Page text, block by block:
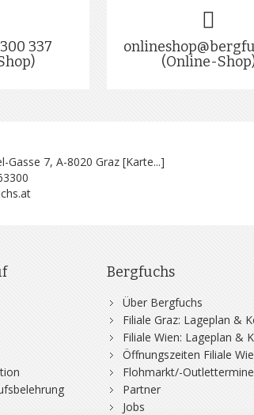
337
(Online-
Gasse 7, A-8020 Graz [Karte...]
Bergfuchs
Über Bergfuchs
Filiale Graz: Lageplan &
Filiale Wien: Lageplan &
Öffnungszeiten Filiale
Flohmarkt/-Outlettermine
Partner
Jobs